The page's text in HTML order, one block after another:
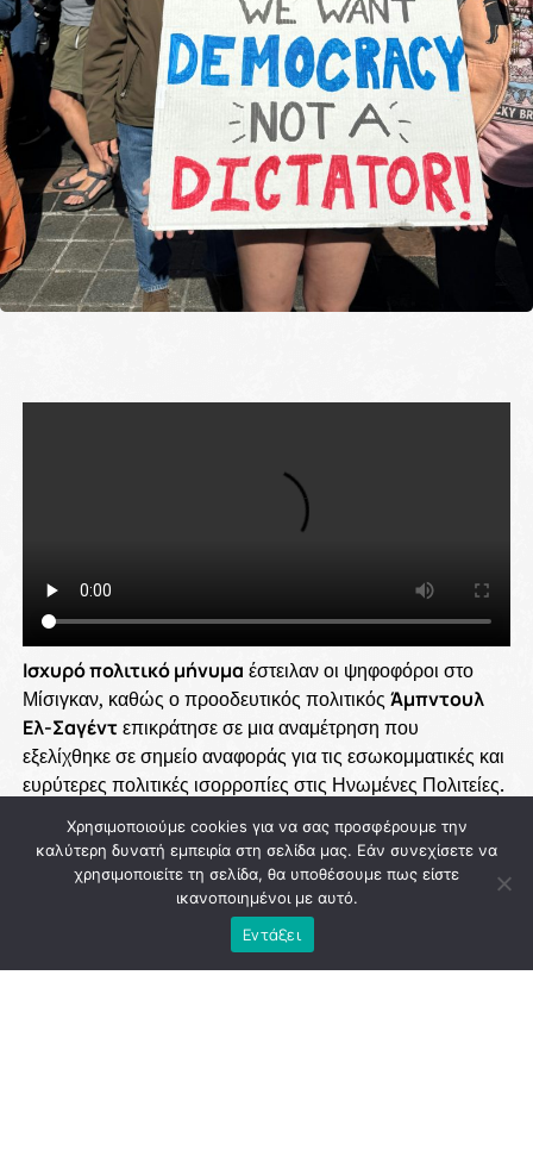
Ισχυρό πολιτικό μήνυμα έστειλαν οι ψηφοφόροι στο
Μίσιγκαν, καθώς ο προοδευτικός πολιτικός Άμπντουλ
Ελ-Σαγέντεπικράτησε σε μια αναμέτρηση που
εξελίχθηκε σε σημείο αναφοράς για τις εσωκομματικές και
ευρύτερες πολιτικές ισορροπίες στις Ηνωμένες Πολιτείες.
ήρθε παρά την πρωτοφανή κινητοποίηση οικονομικών
πόρων και πολιτικών μηχανισμών που επιχείρησαν να
ανακόψουν την πορεία του.
μουσουλμάνος
προοδευτικός πολιτικός έχει ταχθεί επανειλημμένα υπέρ
Χρησιμοποιούμε cookies για να σας προσφέρουμε την
καλύτερη δυνατή εμπειρία στη σελίδα μας. Εάν συνεχίσετε να
χρησιμοποιείτε τη σελίδα, θα υποθέσουμε πως είστε
ικανοποιημένοι με αυτό.
Εντάξει